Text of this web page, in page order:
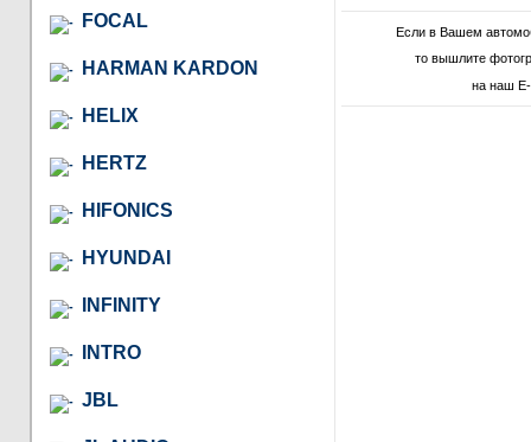
FOCAL
HARMAN KARDON
HELIX
HERTZ
HIFONICS
HYUNDAI
INFINITY
INTRO
JBL
Если в Вашем
то вышлите
на наш